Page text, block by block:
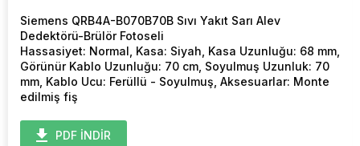
Siemens QRB4A-B070B70B Sıvı Yakıt Sarı Alev
Dedektörü-Brülör Fotoseli
Hassasiyet: Normal, Kasa: Siyah, Kasa Uzunluğu: 68 mm,
Görünür Kablo Uzunluğu: 70 cm, Soyulmuş Uzunluk: 70
mm, Kablo Ucu: Ferüllü - Soyulmuş, Aksesuarlar: Monte
edilmiş fiş
PDF İNDİR